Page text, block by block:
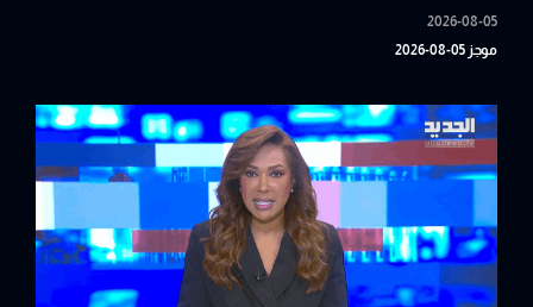
2026-08-05
موجز 05-08-2026